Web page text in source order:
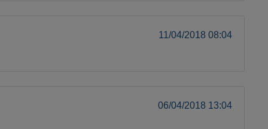
11/04/2018 08:04
06/04/2018 13:04